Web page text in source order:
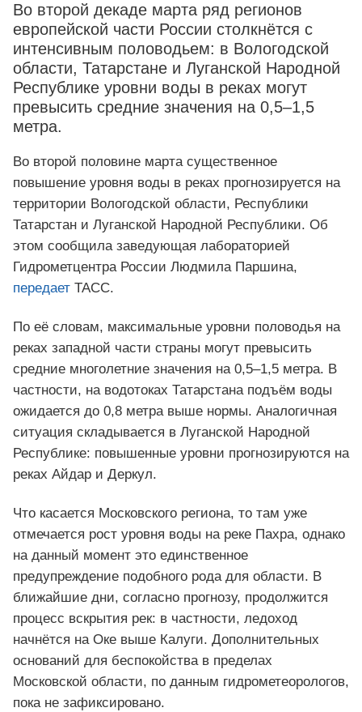
Во второй декаде марта ряд регионов
европейской части России столкнётся с
интенсивным половодьем: в Вологодской
области, Татарстане и Луганской Народной
Республике уровни воды в реках могут
превысить средние значения на 0,5–1,5
метра.
Во второй половине марта существенное
повышение уровня воды в реках прогнозируется на
территории Вологодской области, Республики
Татарстан и Луганской Народной Республики. Об
этом сообщила заведующая лабораторией
Гидрометцентра России Людмила Паршина,
передает ТАСС.
По её словам, максимальные уровни половодья на
реках западной части страны могут превысить
средние многолетние значения на 0,5–1,5 метра. В
частности, на водотоках Татарстана подъём воды
ожидается до 0,8 метра выше нормы. Аналогичная
ситуация складывается в Луганской Народной
Республике: повышенные уровни прогнозируются на
реках Айдар и Деркул.
Что касается Московского региона, то там уже
отмечается рост уровня воды на реке Пахра, однако
на данный момент это единственное
предупреждение подобного рода для области. В
ближайшие дни, согласно прогнозу, продолжится
процесс вскрытия рек: в частности, ледоход
начнётся на Оке выше Калуги. Дополнительных
оснований для беспокойства в пределах
Московской области, по данным гидрометеорологов,
пока не зафиксировано.